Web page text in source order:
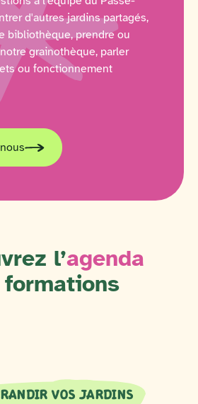
d'autres jardins partagés,
bibliothèque, prendre ou
grainothèque, parler
ou fonctionnement
l’agenda
VOS JARDINS